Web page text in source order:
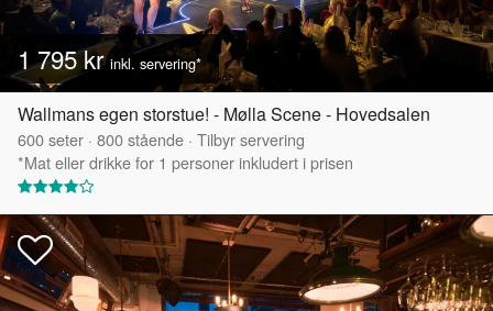
1 795 krinkl. servering*
Wallmans egen storstue! - Mølla Scene - Hovedsalen
600seter · 800stående · Tilbyr servering
*Mat eller drikke for 1 personer inkludert i prisen